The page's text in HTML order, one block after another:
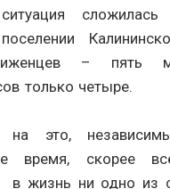
– пять
только четыре.
на это,
время, скорее
в жизнь ни одно из